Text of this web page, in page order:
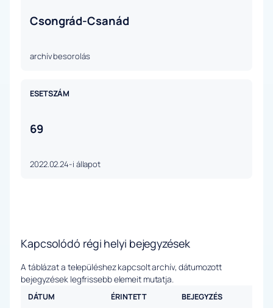
Csongrád-Csanád
archív besorolás
ESETSZÁM
69
2022.02.24-i állapot
Kapcsolódó régi helyi bejegyzések
A táblázat a településhez kapcsolt archív, dátumozott
bejegyzések legfrissebb elemeit mutatja.
DÁTUM ÉRINTETT BEJEGYZÉS